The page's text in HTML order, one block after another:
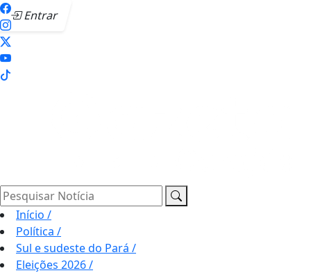
Entrar
Pesquisar Notícia
Início /
Política /
Sul e sudeste do Pará /
Eleições 2026/